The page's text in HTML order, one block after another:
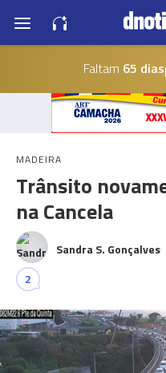
Faltam 65 dias
MADEIRA
Trânsito
na Cancela
Sandra S. Gonçalves
2